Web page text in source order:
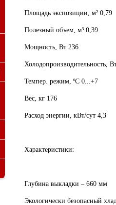
Площадь экспозиции, м² 0,79
Полезный объем, м³ 0,39
Мощность, Вт 236
Холодопроизводительность,
Темпер. режим, ºС 0...+7
Вес, кг 176
Расход энергии, кВт/сут 4,3
Характеристики:
Глубина выкладки – 660 мм
Экологически безопасный